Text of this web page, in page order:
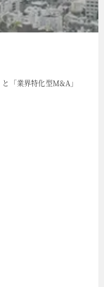
「業界特化型M&A」